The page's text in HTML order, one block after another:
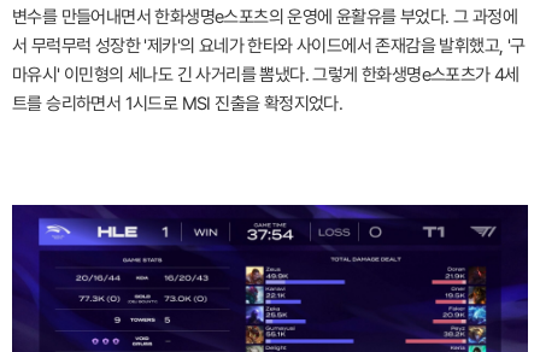
변수를 만들어내면서 한화생명e스포츠의 운영에 윤활유를 부었다. 그 과정에
서 무럭무럭 성장한 '제카'의 요네가 한타와 사이드에서 존재감을 발휘했고, '구
마유시' 이민형의 세나도 긴 사거리를 뽐냈다. 그렇게 한화생명e스포츠가 4세
트를 승리하면서 1시드로 MSI 진출을 확정지었다.